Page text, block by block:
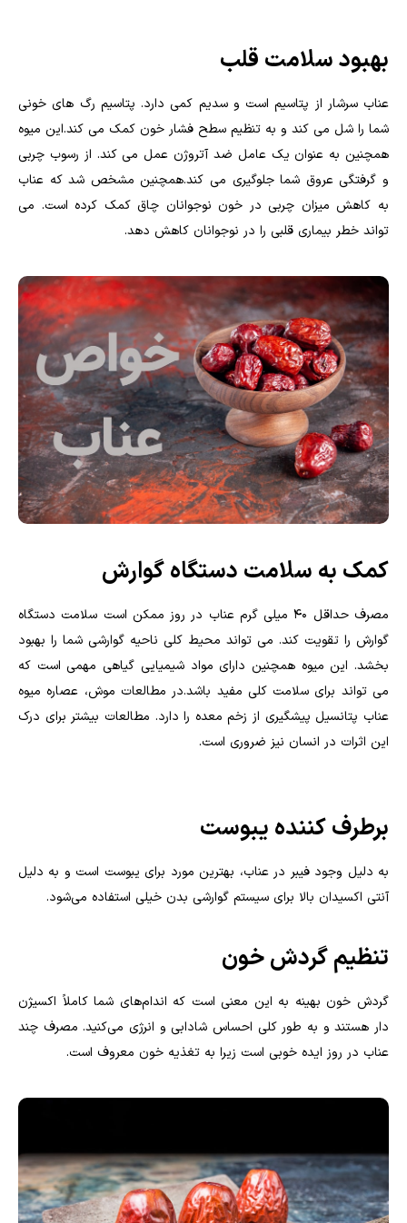
بهبود سلامت قلب
عناب سرشار از پتاسیم است و سدیم کمی دارد. پتاسیم رگ های خونی
شما را شل می کند و به تنظیم سطح فشار خون کمک می کند.این میوه
همچنین به عنوان یک عامل ضد آتروژن عمل می کند. از رسوب چربی
و گرفتگی عروق شما جلوگیری می کند.همچنین مشخص شد که عناب
به کاهش میزان چربی در خون نوجوانان چاق کمک کرده است. می
تواند خطر بیماری قلبی را در نوجوانان کاهش دهد.
کمک به سلامت دستگاه گوارش
مصرف حداقل 40 میلی گرم عناب در روز ممکن است سلامت دستگاه
گوارش را تقویت کند. می تواند محیط کلی ناحیه گوارشی شما را بهبود
بخشد. این میوه همچنین دارای مواد شیمیایی گیاهی مهمی است که
می تواند برای سلامت کلی مفید باشد.در مطالعات موش، عصاره میوه
عناب پتانسیل پیشگیری از زخم معده را دارد. مطالعات بیشتر برای درک
این اثرات در انسان نیز ضروری است.
برطرف کننده یبوست
به دلیل وجود فیبر در عناب، بهترین مورد برای یبوست است و به دلیل
آنتی اکسیدان بالا برای سیستم گوارشی بدن خیلی استفاده می‌شود.
تنظیم گردش خون
گردش خون بهینه به این معنی است که اندام‌های شما کاملاً اکسیژن
دار هستند و به طور کلی احساس شادابی و انرژی می‌کنید. مصرف چند
عناب در روز ایده خوبی است زیرا به تغذیه خون معروف است.